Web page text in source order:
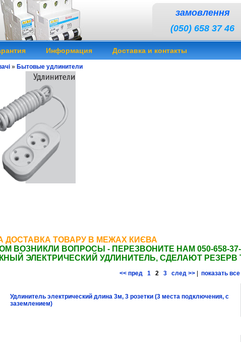
замовлення
(050) 658 37 46
Информация Доставка и контакты
» Бытовые удлинители
ДОСТАВКА ТОВАРУ В МЕЖАХ КИЄВА
ВОЗНИКЛИ ВОПРОСЫ - ПЕРЕЗВОНИТЕ НАМ 050-658-
ЭЛЕКТРИЧЕСКИЙ УДЛИНИТЕЛЬ, СДЕЛАЮТ
<< пред 1 2 3 след >>| показать все
Удлинитель электрический длина 3м, 3 розетки (3 места подключения, с
заземлением)